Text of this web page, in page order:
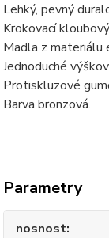
Lehký, pevný
Krokovací
Madla z materiálu
Jednoduché
Protiskluzové
Barva bronzová.
Parametry
nosnost